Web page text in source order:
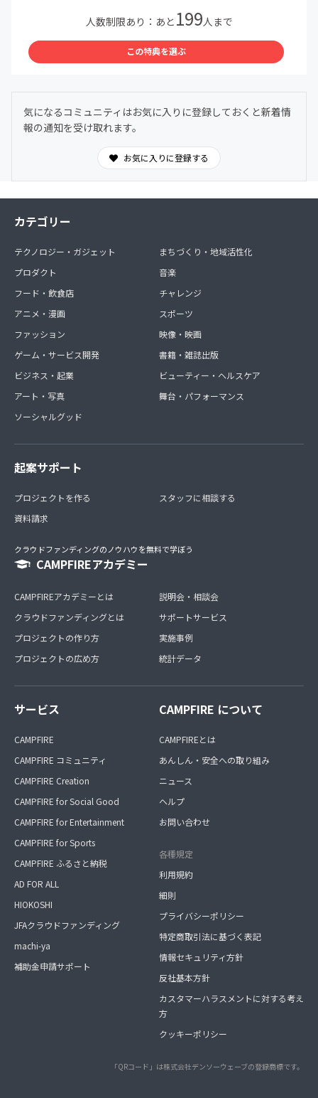
人数制限あり：あと 199人まで
この特典を選ぶ
気になるコミュニティはお気に入りに登録しておくと新着情
報の通知を受け取れます。
お気に入りに登録する
カテゴリー
テクノロジー・ガジェット
プロダクト
フード・飲食店
アニメ・漫画
ファッション
ゲーム・サービス開発
ビジネス・起業
アート・写真
ソーシャルグッド
まちづくり・地域活性化
音楽
チャレンジ
スポーツ
映像・映画
書籍・雑誌出版
ビューティー・ヘルスケア
舞台・パフォーマンス
起案サポート
プロジェクトを作る
資料請求
スタッフに相談する
クラウドファンディングのノウハウを無料で学ぼう
CAMPFIREアカデミー
CAMPFIREアカデミーとは
クラウドファンディングとは
プロジェクトの作り方
プロジェクトの広め方
説明会・相談会
サポートサービス
実施事例
統計データ
サービス
CAMPFIRE
CAMPFIRE コミュニティ
CAMPFIRE Creation
CAMPFIRE for Social Good
CAMPFIRE for Entertainment
CAMPFIRE for Sports
CAMPFIRE ふるさと納税
AD FOR ALL
HIOKOSHI
JFAクラウドファンディング
machi-ya
補助金申請サポート
CAMPFIRE について
CAMPFIREとは
あんしん・安全への取り組み
ニュース
ヘルプ
お問い合わせ
各種規定
利用規約
細則
プライバシーポリシー
特定商取引法に基づく表記
情報セキュリティ方針
反社基本方針
カスタマーハラスメントに対する考え
方
クッキーポリシー
「QRコード」は株式会社デンソーウェーブの登録商標です。